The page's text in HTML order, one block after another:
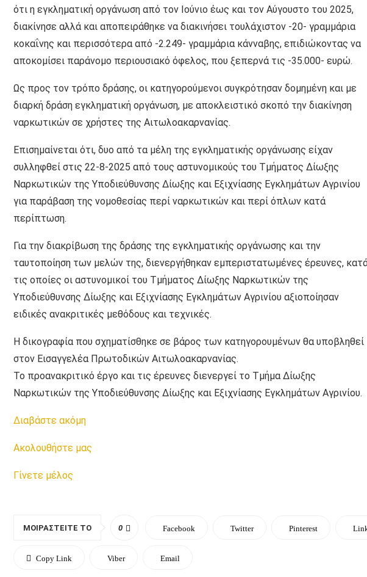
ότι η εγκληματική οργάνωση από τον Ιούνιο έως και τον Αύγουστο του 2025,
διακίνησε αλλά και αποπειράθηκε να διακινήσει τουλάχιστον -20- γραμμάρια
κοκαΐνης και περισσότερα από -2.249- γραμμάρια κάνναβης, επιδιώκοντας να
αποκομίσει παράνομο περιουσιακό όφελος, που ξεπερνά τις -35.000- ευρώ.
Ως προς τον τρόπο δράσης, οι κατηγορούμενοι συγκρότησαν δομημένη και με
διαρκή δράση εγκληματική οργάνωση, με αποκλειστικό σκοπό την διακίνηση
ναρκωτικών σε χρήστες της Αιτωλοακαρνανίας.
Επισημαίνεται ότι, δυο από τα μέλη της εγκληματικής οργάνωσης είχαν
συλληφθεί στις 22-8-2025 από τους αστυνομικούς του Τμήματος Δίωξης
Ναρκωτικών της Υποδιεύθυνσης Δίωξης και Εξιχνίασης Εγκλημάτων Αγρινίου
για παράβαση της νομοθεσίας περί ναρκωτικών και περί όπλων κατά
περίπτωση.
Για την διακρίβωση της δράσης της εγκληματικής οργάνωσης και την
ταυτοποίηση των μελών της, διενεργήθηκαν εμπεριστατωμένες έρευνες,
τις οποίες οι αστυνομικοί του Τμήματος Δίωξης Ναρκωτικών της
Υποδιεύθυνσης Δίωξης και Εξιχνίασης Εγκλημάτων Αγρινίου αξιοποίησαν
ειδικές ανακριτικές μεθόδους και τεχνικές.
Η δικογραφία που σχηματίσθηκε σε βάρος των κατηγορουμένων θα υποβληθεί
στον Εισαγγελέα Πρωτοδικών Αιτωλοακαρνανίας.
Το προανακριτικό έργο και τις έρευνες διενεργεί το Τμήμα Δίωξης
Ναρκωτικών της Υποδιεύθυνσης Δίωξης και Εξιχνίασης Εγκλημάτων Αγρινίου.
Διαβάστε ακόμη
Ακολουθήστε μας
Γίνετε μέλος
ΜΟΙΡΑΣΤΕΊΤΕ ΤΟ 0 Facebook Twitter Pinterest
Copy Link Viber Email